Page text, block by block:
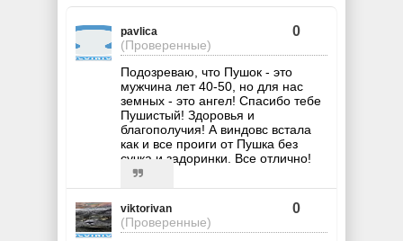
pavlica
(Проверенные)
0
Подозреваю, что Пушок - это
мужчина лет 40-50, но для нас
земных - это ангел! Спасибо тебе
Пушистый! Здоровья и
благополучия! А виндовс встала
как и все проиги от Пушка без
сучка и задоринки. Все отлично!
viktorivan
(Проверенные)
0